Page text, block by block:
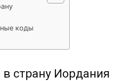
коды
в страну Иордания